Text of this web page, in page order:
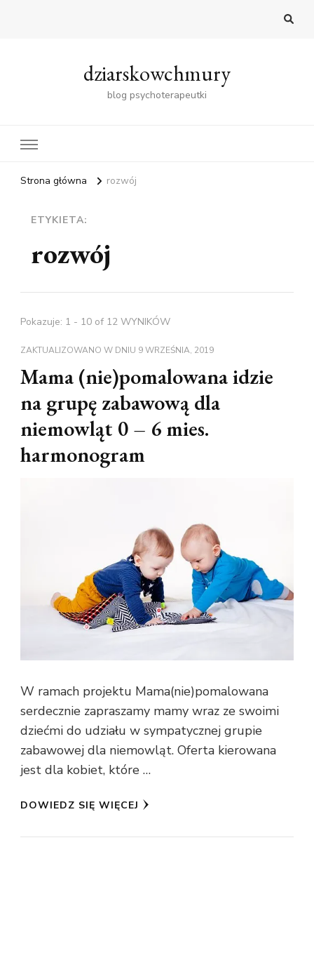
dziarskowchmury
blog psychoterapeutki
Strona główna rozwój
ETYKIETA:
rozwój
Pokazuje: 1 - 10 of 12 WYNIKÓW
ZAKTUALIZOWANO W DNIU 9 WRZEŚNIA, 2019
Mama (nie)pomalowana idzie
na grupę zabawową dla
niemowląt 0 – 6 mies.
harmonogram
W ramach projektu Mama(nie)pomalowana
serdecznie zapraszamy mamy wraz ze swoimi
dziećmi do udziału w sympatycznej grupie
zabawowej dla niemowląt. Oferta kierowana
jest dla kobiet, które …
DOWIEDZ SIĘ WIĘCEJ